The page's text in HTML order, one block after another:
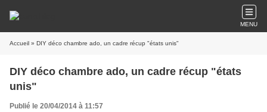
MENU
Accueil » DIY déco chambre ado, un cadre récup "états unis"
DIY déco chambre ado, un cadre récup "états
unis"
Publié le 20/04/2014 à 11:57